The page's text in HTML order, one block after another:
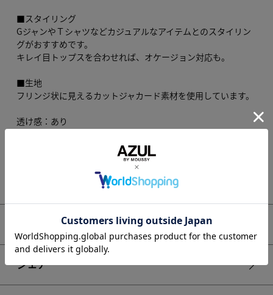
■スタイリング
GジャンやＴシャツなどカジュアルなアイテムとのスタイリン
グがおすすめです。
キレイ目トップスを合わせれば、オケージョン対応も。
■生地
フリンジ状に見えるカットジャカード素材を使用しています。
透け感：あり
■モデル身長：168cm、着用サイズ：Mサイズ
※画像の商品はサンプルです。実際の商品と仕様、加工が若干
異なる場合があります。
※画像の商品は光の照射や角度、お使いのモニター環境によ
り、実物と色味が異なる場合がございます。
い。
もっと見る
アイテムサイズ
シェア